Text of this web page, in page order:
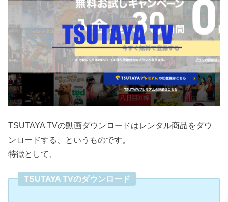
TSUTAYA TVの動画ダウンロードはレンタル商品をダウ
ンロードする、というものです。
特徴として、
TSUTAYA TVのダウンロード